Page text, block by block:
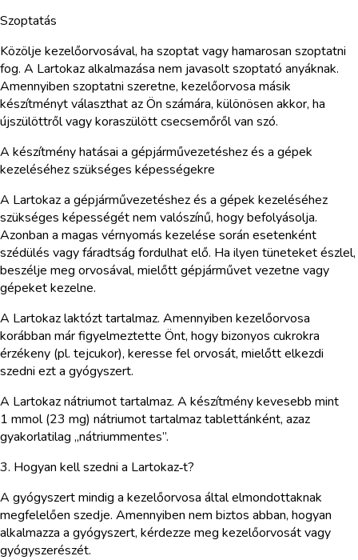
Szoptatás
Közölje kezelőorvosával, ha szoptat vagy hamarosan szoptatni
fog. A Lartokaz alkalmazása nem javasolt szoptató anyáknak.
Amennyiben szoptatni szeretne, kezelőorvosa másik
készítményt választhat az Ön számára, különösen akkor, ha
újszülöttről vagy koraszülött csecsemőről van szó.
A készítmény hatásai a gépjárművezetéshez és a gépek
kezeléséhez szükséges képességekre
A Lartokaz a gépjárművezetéshez és a gépek kezeléséhez
szükséges képességét nem valószínű, hogy befolyásolja.
Azonban a magas vérnyomás kezelése során esetenként
szédülés vagy fáradtság fordulhat elő. Ha ilyen tüneteket észlel,
beszélje meg orvosával, mielőtt gépjárművet vezetne vagy
gépeket kezelne.
A Lartokaz laktózt tartalmaz. Amennyiben kezelőorvosa
korábban már figyelmeztette Önt, hogy bizonyos cukrokra
érzékeny (pl. tejcukor), keresse fel orvosát, mielőtt elkezdi
szedni ezt a gyógyszert.
A Lartokaz nátriumot tartalmaz. A készítmény kevesebb mint
1 mmol (23 mg) nátriumot tartalmaz tablettánként, azaz
gyakorlatilag „nátriummentes”.
3. Hogyan kell szedni a Lartokaz‑t?
A gyógyszert mindig a kezelőorvosa által elmondottaknak
megfelelően szedje. Amennyiben nem biztos abban, hogyan
alkalmazza a gyógyszert, kérdezze meg kezelőorvosát vagy
gyógyszerészét.